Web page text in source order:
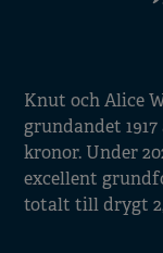
Knut och Alice
grundandet
kronor. Under
excellent
totalt till drygt